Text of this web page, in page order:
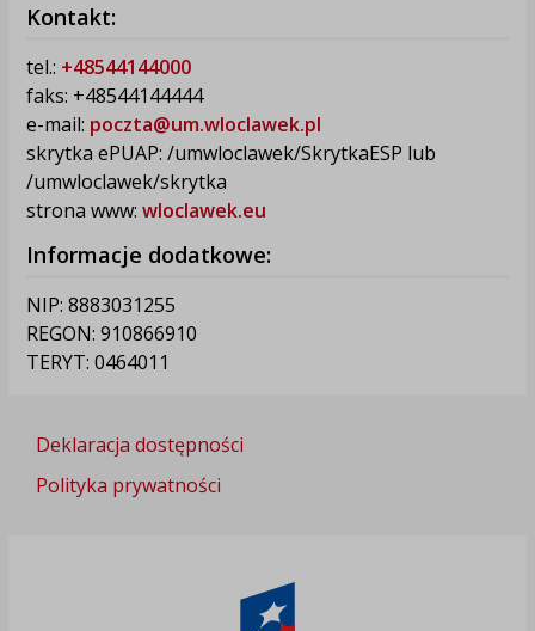
Kontakt:
tel.: +48544144000
faks: +48544144444
e-mail: poczta@um.wloclawek.pl
skrytka ePUAP: /umwloclawek/SkrytkaESP lub
/umwloclawek/skrytka
strona www: wloclawek.eu
Informacje dodatkowe:
NIP: 8883031255
REGON: 910866910
TERYT: 0464011
Deklaracja dostępności
Polityka prywatności